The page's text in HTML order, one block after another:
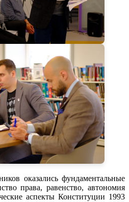
оказались фундаментальные
права, равенство, автономия
аспекты Конституции 1993